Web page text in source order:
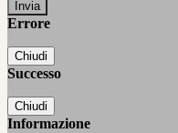
Errore
Chiudi
Successo
Chiudi
Informazione